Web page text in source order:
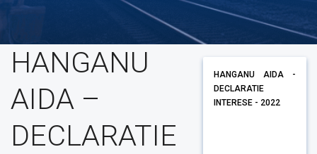
HANGANU
AIDA –
DECLARATIE
HANGANU AIDA -
DECLARATIE
INTERESE - 2022